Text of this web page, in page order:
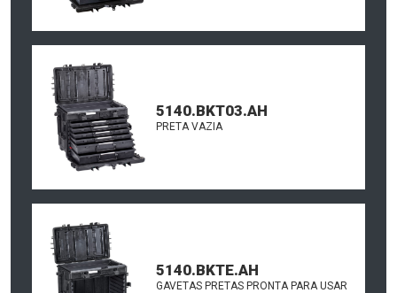
5140.BKT03.AH
PRETA VAZIA
5140.BKTE.AH
GAVETAS PRETAS PRONTA PARA USAR